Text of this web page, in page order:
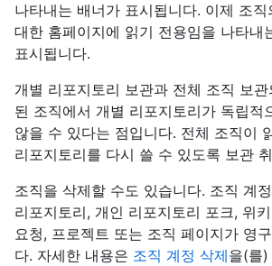
나타내는 배너가 표시됩니다. 이제 조직
대한 홈페이지에 읽기 전용임을 나타내
표시됩니다.
개별 리포지토리 보관과 전체 조직 보
된 조직에서 개별 리포지토리가 독립적
않을 수 있다는 점입니다. 전체 조직이
리포지토리를 다시 쓸 수 있도록 보관
조직을 삭제할 수도 있습니다. 조직 계
리포지토리, 개인 리포지토리 포크, 위
요청, 프로젝트 또는 조직 페이지가 영
다. 자세한 내용은 조직 계정 삭제을(를)